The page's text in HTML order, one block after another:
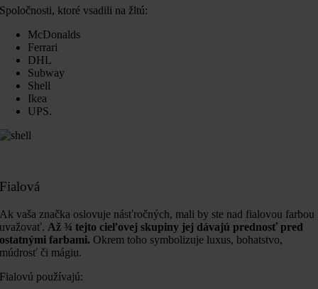
Spoločnosti, ktoré vsadili na žltú:
McDonalds
Ferrari
DHL
Subway
Shell
Ikea
UPS.
Fialová
Ak vaša značka oslovuje násťročných, mali by ste nad fialovou farbou
uvažovať. Až ¾ tejto cieľovej skupiny jej dávajú prednosť pred
ostatnými farbami. Okrem toho symbolizuje luxus, bohatstvo,
múdrosť či mágiu.
Fialovú používajú: